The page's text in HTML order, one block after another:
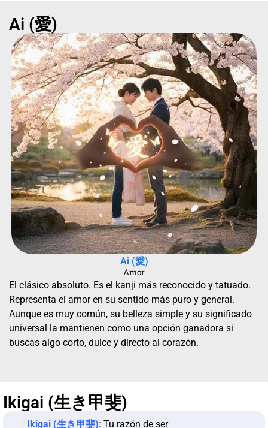
Ai (愛)
Ai (愛)
Amor
El clásico absoluto. Es el kanji más reconocido y tatuado.
Representa el amor en su sentido más puro y general.
Aunque es muy común, su belleza simple y su significado
universal la mantienen como una opción ganadora si
buscas algo corto, dulce y directo al corazón.
Ikigai (生き甲斐)
Ikigai (生き甲斐): Tu razón de ser